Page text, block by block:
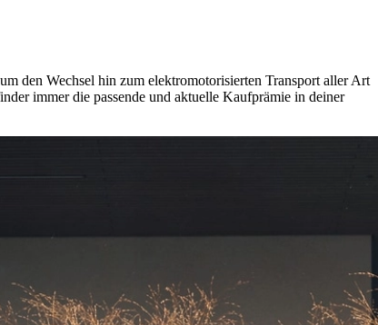
den Wechsel hin zum elektromotorisierten Transport aller Art
immer die passende und aktuelle Kaufprämie in deiner